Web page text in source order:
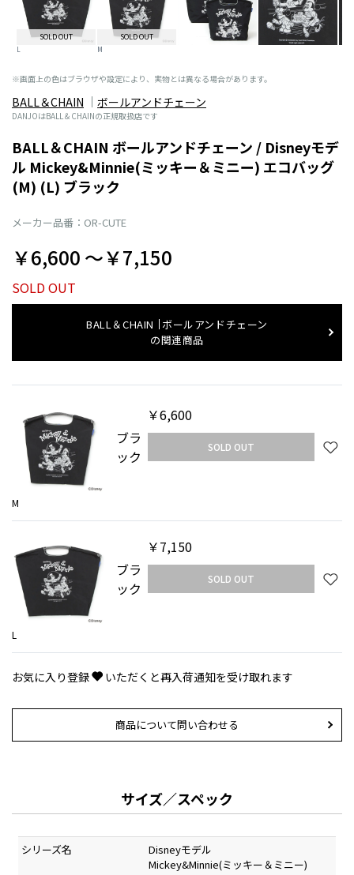
SOLD OUT
L
SOLD OUT
M
※画面上の色はブラウザや設定により、実物とは異なる場合があります。
BALL＆CHAIN ボールアンドチェーン
DANJOはBALL＆CHAINの正規取扱店です
BALL＆CHAIN ボールアンドチェーン / Disneyモデ
ル Mickey&Minnie(ミッキー＆ミニー) エコバッグ
(M) (L) ブラック
メーカー品番：OR-CUTE
￥6,600 〜￥7,150
SOLD OUT
BALL＆CHAIN
ボールアンドチェーン
の関連商品
M
￥6,600
ブラ
ック
SOLD OUT
L
￥7,150
ブラ
ック
SOLD OUT
お気に入り登録 いただくと再入荷通知を受け取れます
商品について問い合わせる
サイズ／スペック
シリーズ名
Disneyモデル
Mickey&Minnie(ミッキー＆ミニー)